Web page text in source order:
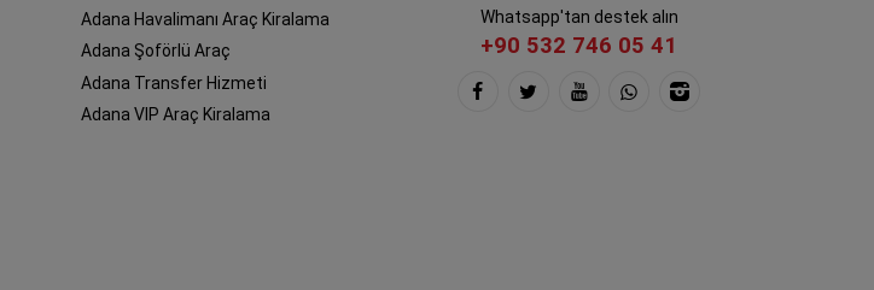
Adana Havalimanı Araç Kiralama
Adana Şoförlü Araç
Adana Transfer Hizmeti
Adana VIP Araç Kiralama
Whatsapp'tan destek alın
+90 532 746 05 41